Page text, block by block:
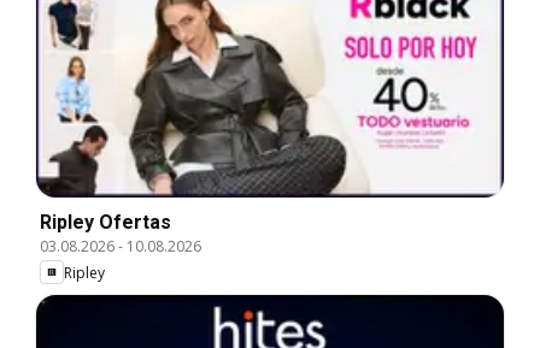
Ripley Ofertas
03.08.2026- 10.08.2026
Ripley